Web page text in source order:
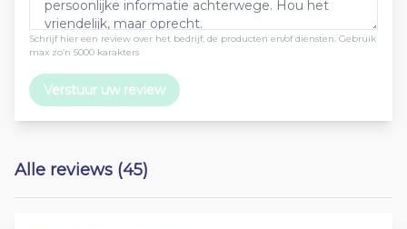
Schrijf hier een review over het bedrijf, de producten en/of diensten. Gebruik
max zo’n 5000 karakters
Verstuur uw review
Alle reviews (45)